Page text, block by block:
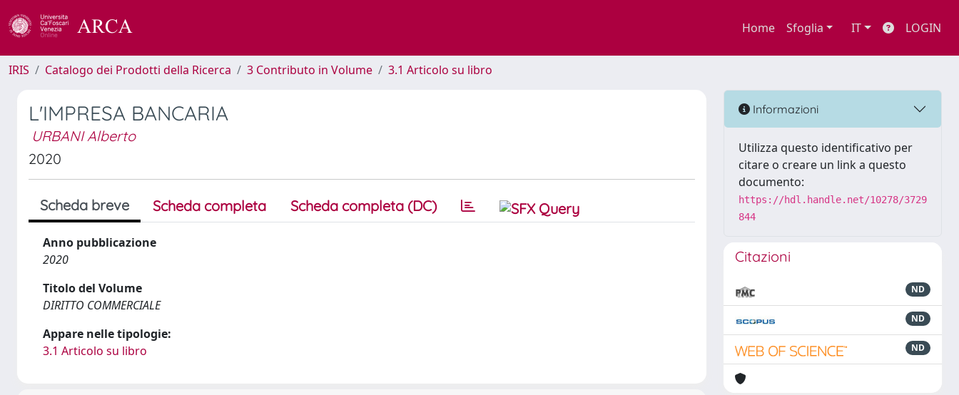
Home Sfoglia IT LOGIN
IRIS Catalogo dei Prodotti della Ricerca 3 Contributo in Volume 3.1 Articolo su libro
L'IMPRESA BANCARIA
URBANI Alberto
2020
Scheda breve Scheda completa Scheda completa (DC)
Anno pubblicazione
2020
Titolo del Volume
DIRITTO COMMERCIALE
Appare nelle tipologie:
3.1 Articolo su libro
Informazioni
Utilizza questo identificativo per
citare o creare un link a questo
documento:
https://hdl.handle.net/10278/3729
844
Citazioni
ND
ND
ND